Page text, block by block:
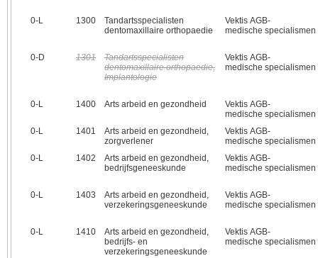
0‑L 1300
Tandartsspecialisten
dentomaxillaire orthopaedie
Vektis AGB-
medische specialismen
0‑D 1301
Tandartsspecialisten
dentomaxillaire orthopaedie,
Implantologie
Vektis AGB-
medische specialismen
0‑L 1400 Arts arbeid en gezondheid
Vektis AGB-
medische specialismen
0‑L
1401
Arts arbeid en gezondheid,
zorgverlener
Vektis AGB-
medische specialismen
0‑L
1402
Arts arbeid en gezondheid,
bedrijfsgeneeskunde
Vektis AGB-
medische specialismen
0‑L 1403
Arts arbeid en gezondheid,
verzekeringsgeneeskunde
Vektis AGB-
medische specialismen
0‑L 1410
Arts arbeid en gezondheid,
bedrijfs- en
verzekeringsgeneeskunde
Vektis AGB-
medische specialismen